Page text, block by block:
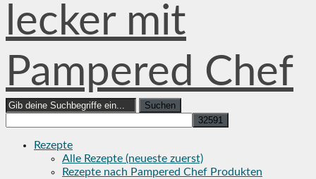
lecker mit
Pampered Chef
Search
for:
Rezepte
Alle Rezepte (neueste zuerst)
Rezepte nach Pampered Chef Produkten